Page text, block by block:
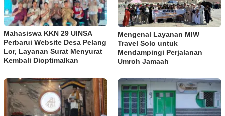
Mahasiswa KKN 29 UINSA
Perbarui Website Desa Pelang
Lor, Layanan Surat Menyurat
Kembali Dioptimalkan
Mengenal Layanan MIW
Travel Solo untuk
Mendampingi Perjalanan
Umroh Jamaah